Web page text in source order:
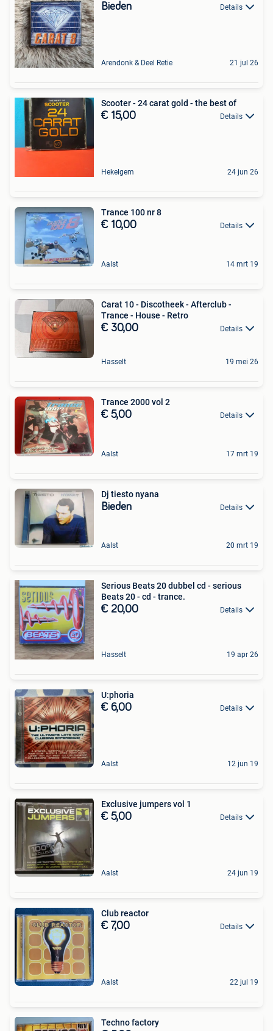
Bieden Details
Arendonk & Deel Retie 21 jul 26
Scooter - 24 carat gold - the best of
€ 15,00 Details
Hekelgem 24 jun 26
Trance 100 nr 8
€ 10,00 Details
Aalst 14 mrt 19
Carat 10 - Discotheek - Afterclub -
Trance - House - Retro
€ 30,00 Details
Hasselt 19 mei 26
Trance 2000 vol 2
€ 5,00 Details
Aalst 17 mrt 19
Dj tiesto nyana
Bieden Details
Aalst 20 mrt 19
Serious Beats 20 dubbel cd - serious
Beats 20 - cd - trance.
€ 20,00 Details
Hasselt 19 apr 26
U:phoria
€ 6,00 Details
Aalst 12 jun 19
Exclusive jumpers vol 1
€ 5,00 Details
Aalst 24 jun 19
Club reactor
€ 7,00 Details
Aalst 22 jul 19
Techno factory